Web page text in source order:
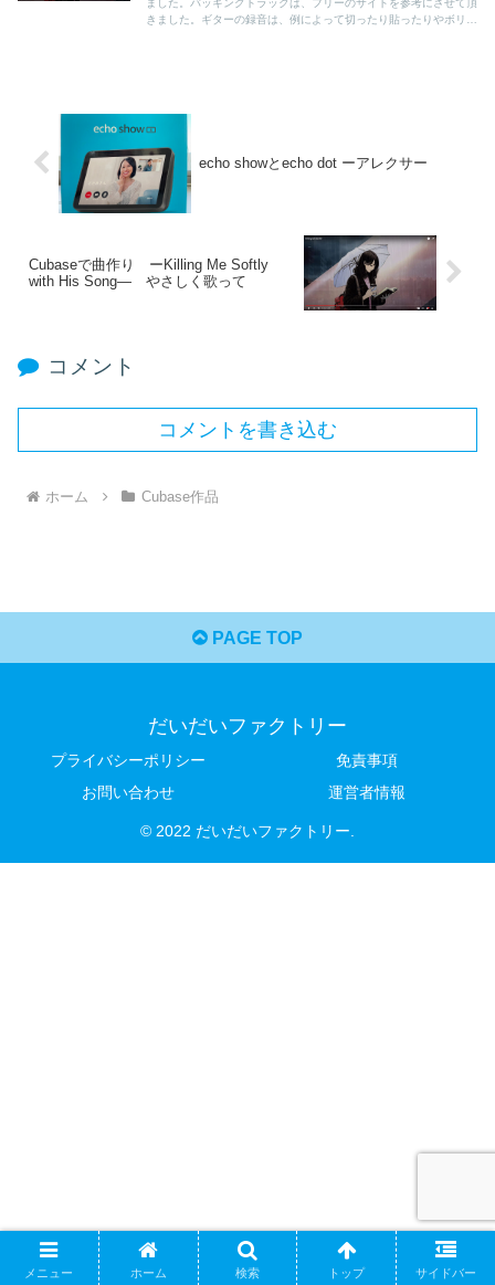
ました。バッキングトラックは、フリーのサイトを参考にさせて頂
きました。ギターの録音は、例によって切ったり貼ったりやボリュ
echo showとecho dot ーアレクサー
Cubaseで曲作り ーKilling Me Softly
with His Song― やさしく歌って
コメント
コメントを書き込む
ホーム Cubase作品
PAGE TOP
だいだいファクトリー
プライバシーポリシー
免責事項
お問い合わせ
運営者情報
© 2022 だいだいファクトリー.
メニュー ホーム 検索 トップ サイドバー